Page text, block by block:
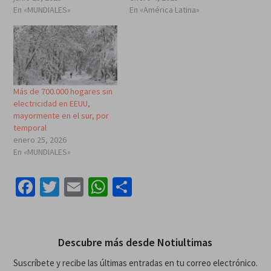
En «MUNDIALES»
En «América Latina»
Más de 700.000 hogares sin
electricidad en EEUU,
mayormente en el sur, por
temporal
enero 25, 2026
En «MUNDIALES»
Facebook
Twitter
EmailWhatsApp
Compartir
Descubre más desde Notiultimas
Suscríbete y recibe las últimas entradas en tu correo electrónico.